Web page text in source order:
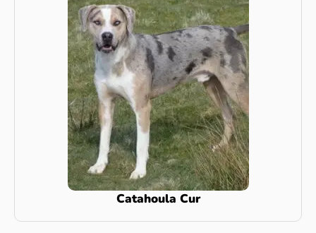
Catahoula Cur